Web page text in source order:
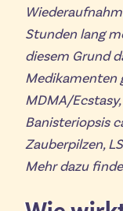
Stunden lang
diesem Grund
Medikamenten
MDMA/
Banisteriopsis
Zauberpilzen,
Mehr dazu